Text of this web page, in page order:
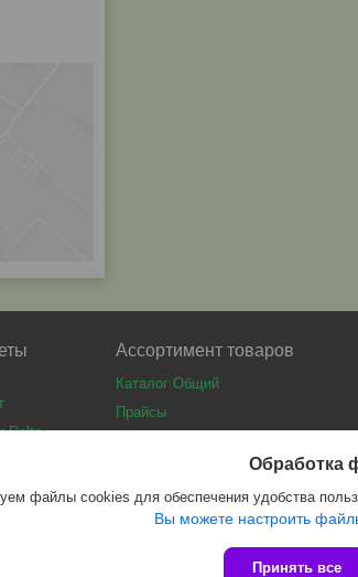
Delta
Security
Ассортимент товаров
Каталог Общий
Прайсы
Сайт создан на
Обработка
файлы cookies для обеспечения удобства
Вы можете настроить
Принять все